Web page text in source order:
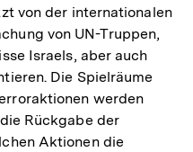
von der internationalen
von UN-Truppen,
Israels, aber auch
Die Spielräume
werden
Rückgabe der
Aktionen die